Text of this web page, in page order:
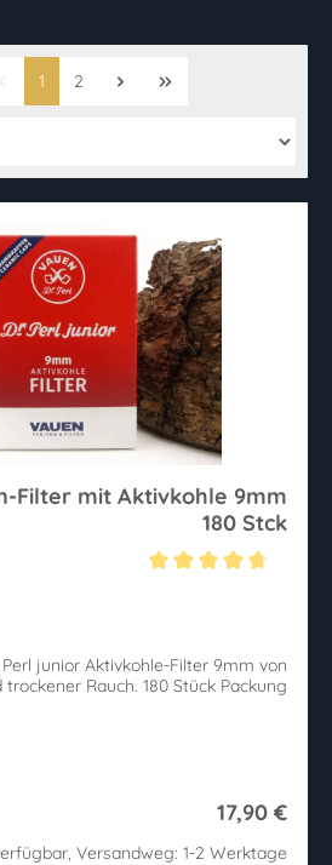
1 2
Filter mit Aktivkohle 9mm
180 Stck
junior Aktivkohle-Filter 9mm von
Rauch. 180 Stück Packung
17,90 €
Versandweg: 1-2 Werktage